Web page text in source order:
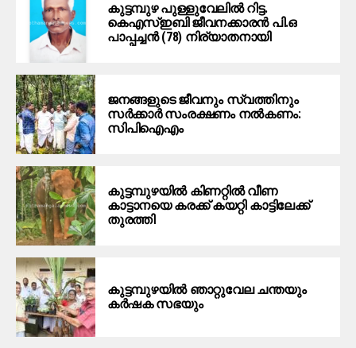
കുട്ടമ്പുഴ പുള്ളുവേലില്‍ റിട്ട.
കെഎസ്ഇബി ജീവനക്കാരന്‍ പി.ഒ
പാപ്പച്ചന്‍ (78) നിര്യാതനായി
ജനങ്ങളുടെ ജീവനും സ്വത്തിനും
സര്‍ക്കാര്‍ സംരക്ഷണം നല്‍കണം:
സിപിഐഎം
കുട്ടമ്പുഴയില്‍ കിണറ്റില്‍ വീണ
കാട്ടാനയെ കരക്ക് കയറ്റി കാട്ടിലേക്ക്
തുരത്തി
കുട്ടമ്പുഴയില്‍ ഞാറ്റുവേല ചന്തയും
കര്‍ഷക സഭയും